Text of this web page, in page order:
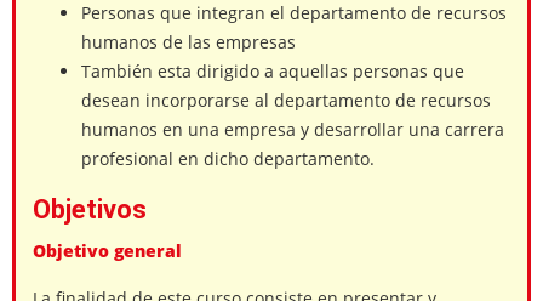
Personas que integran el departamento de recursos
humanos de las empresas
También esta dirigido a aquellas personas que
desean incorporarse al departamento de recursos
humanos en una empresa y desarrollar una carrera
profesional en dicho departamento.
Objetivos
Objetivo general